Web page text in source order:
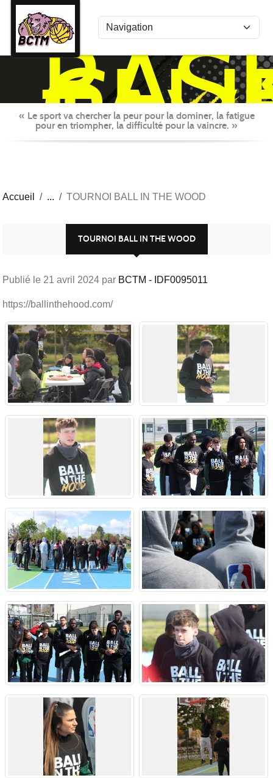
« Le sport va chercher la peur pour la dominer, la fatigue
pour en triompher, la difficulté pour la vaincre. »
Accueil TOURNOI BALL IN THE WOOD
TOURNOI BALL IN THE WOOD
Publié le 21 avril 2024 par BCTM - IDF0095011
https://ballinthehood.com/
Panneau de gestion des cookies